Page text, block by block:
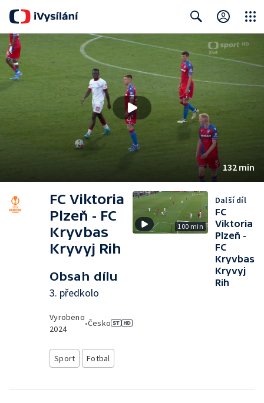
132 min
FC Viktoria
Plzeň - FC
Kryvbas
Kryvyj Rih
Obsah dílu
3. předkolo
Vyrobeno
2024
•Česko
Sport Fotbal
100 min
Další díl
FC
Viktoria
Plzeň -
FC
Kryvbas
Kryvyj
Rih